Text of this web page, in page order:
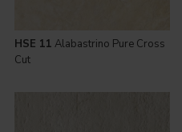
HSE 11 Alabastrino Pure Cross
Cut